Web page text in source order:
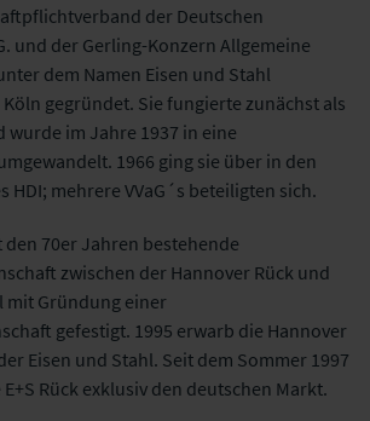
der Deutschen
und der Gerling-Konzern Allgemeine
dem Namen Eisen und Stahl
gegründet. Sie fungierte zunächst als
wurde im Jahre 1937 in eine
1966 ging sie über in den
HDI; mehrere VVaG´s beteiligten sich.
den 70er Jahren bestehende
zwischen der Hannover Rück und
mit Gründung einer
gefestigt. 1995 erwarb die Hannover
Eisen und Stahl. Seit dem Sommer 1997
Rück exklusiv den deutschen Markt.